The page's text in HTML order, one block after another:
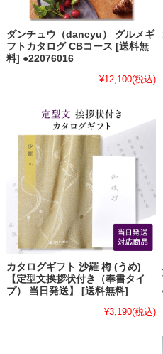
ダンチュウ（dancyu） グルメギ
フトカタログ CBコース [送料無
料] ●22076016
¥12,100(税込)
カタログギフト 沙羅 梅 (うめ)
【定型文挨拶状付き（奉書タイ
プ） 当日発送】 [送料無料]
¥3,190(税込)